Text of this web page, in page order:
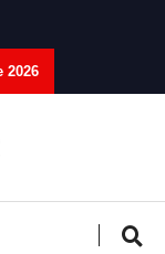
2026